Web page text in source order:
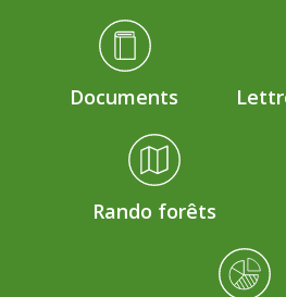
Médiathèque Footer
Documents
Rando forêts